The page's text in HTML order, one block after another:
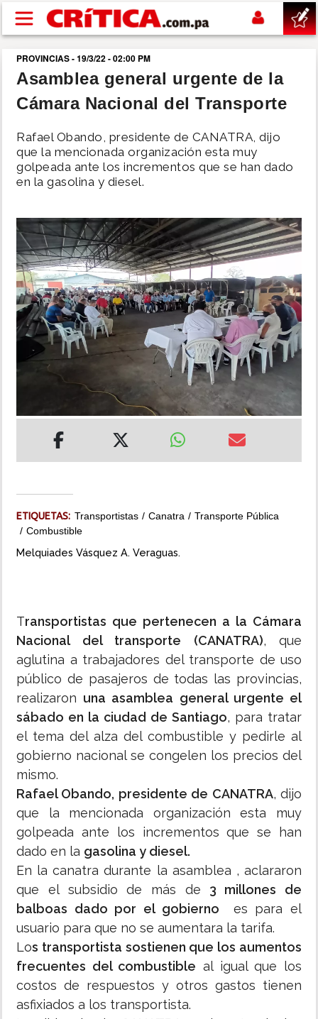
Pasar al contenido principal
buscar
SUCESOS
NACIONAL
POLÍTICA
SHOW
DEPORTES
MUNDO
INSÓLITAS
PROVINCIAS - 19/3/22 - 02:00 PM
Asamblea general urgente de la
Cámara Nacional del Transporte
Rafael Obando, presidente de CANATRA, dijo
que la mencionada organización esta muy
golpeada ante los incrementos que se han dado
en la gasolina y diesel.
ETIQUETAS: Transportistas Canatra
Transporte Pública
Combustible
Melquiades Vásquez A. Veraguas.
Transportistas que pertenecen a la Cámara
Nacional del transporte (CANATRA), que
aglutina a trabajadores del transporte de uso
público de pasajeros de todas las provincias,
realizaron una asamblea general urgente el
sábado en la ciudad de Santiago, para tratar
el tema del alza del combustible y pedirle al
gobierno nacional se congelen los precios del
mismo.
Rafael Obando, presidente de CANATRA, dijo
que la mencionada organización esta muy
golpeada ante los incrementos que se han
dado en la gasolina y diesel.
En la canatra durante la asamblea , aclararon
que el subsidio de más de 3 millones de
balboas dado por el gobierno
es para el
usuario para que no se aumentara la tarifa.
Los transportista sostienen que los aumentos
frecuentes del combustible al igual que los
costos de respuestos y otros gastos tienen
asfixiados a los transportista.